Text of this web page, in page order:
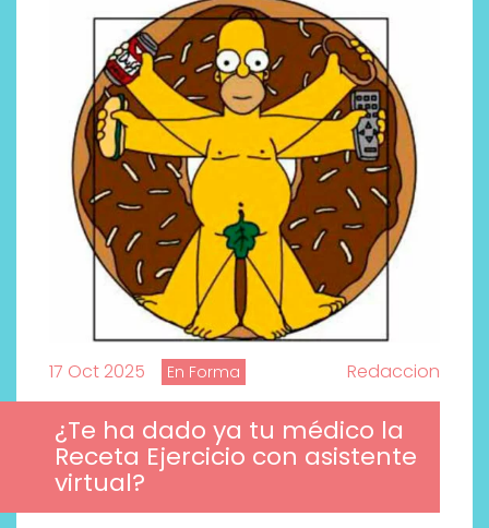
17 Oct 2025 En Forma Redaccion
¿Te ha dado ya tu médico la
Receta Ejercicio con asistente
virtual?